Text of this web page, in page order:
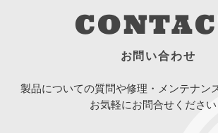
お問い合わせ
製品についての質問や修理・メンテナン
お気軽にお問合せください